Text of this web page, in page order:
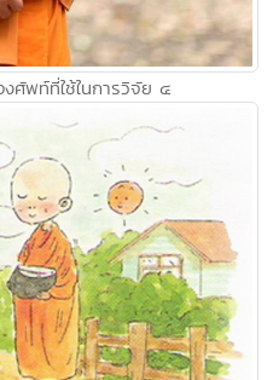
ศัพท์ที่ใช้ในการวิจัย ๔